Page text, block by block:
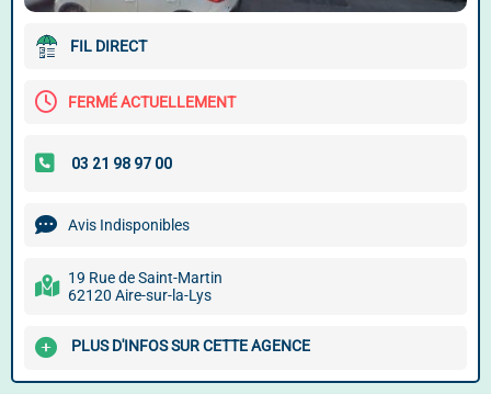
FIL DIRECT
FERMÉ ACTUELLEMENT
Avis Indisponibles
19 Rue de Saint-Martin
62120 Aire-sur-la-Lys
PLUS D'INFOS SUR CETTE AGENCE